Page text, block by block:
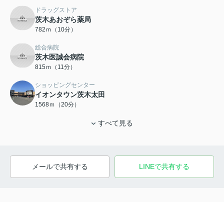
ドラッグストア
茨木あおぞら薬局
782ｍ（10分）
総合病院
茨木医誠会病院
815ｍ（11分）
ショッピングセンター
イオンタウン茨木太田
1568ｍ（20分）
すべて見る
メールで共有する LINEで共有する